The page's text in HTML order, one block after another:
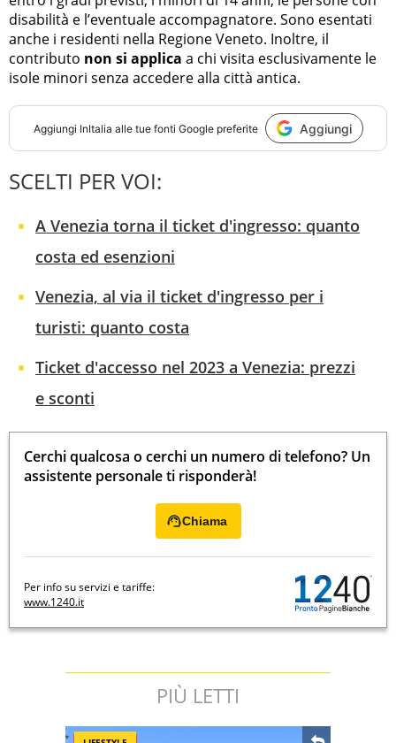
disabilità e l’eventuale accompagnatore. Sono esentati
anche i residenti nella Regione Veneto. Inoltre, il
contributo non si applica a chi visita esclusivamente le
isole minori senza accedere alla città antica.
Aggiungi InItalia alle tue fonti Google preferite Aggiungi
SCELTI PER VOI:
A Venezia torna il ticket d'ingresso: quanto
costa ed esenzioni
Venezia, al via il ticket d'ingresso per i
turisti: quanto costa
Ticket d'accesso nel 2023 a Venezia: prezzi
e sconti
Cerchi qualcosa o cerchi un numero di telefono? Un
assistente personale ti risponderà!
Chiama
Per info su servizi e tariffe:
www.1240.it
PIÙ LETTI